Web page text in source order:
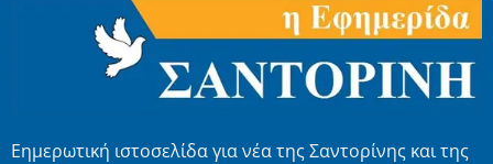
Εημερωτική ιστοσελίδα για νέα της Σαντορίνης και της